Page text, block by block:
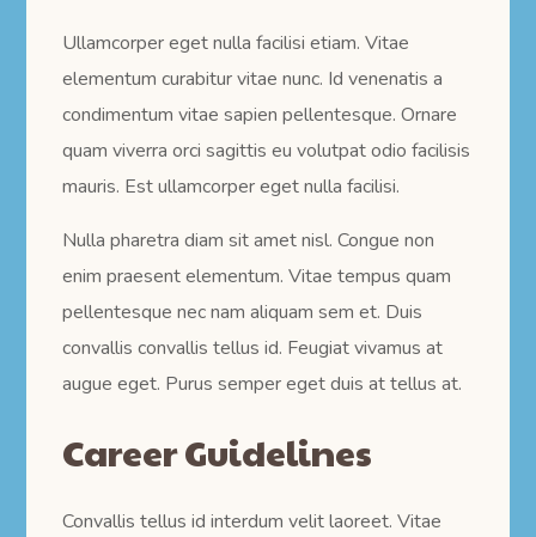
Ullamcorper eget nulla facilisi etiam. Vitae
elementum curabitur vitae nunc. Id venenatis a
condimentum vitae sapien pellentesque. Ornare
quam viverra orci sagittis eu volutpat odio facilisis
mauris. Est ullamcorper eget nulla facilisi.
Nulla pharetra diam sit amet nisl. Congue non
enim praesent elementum. Vitae tempus quam
pellentesque nec nam aliquam sem et. Duis
convallis convallis tellus id. Feugiat vivamus at
augue eget. Purus semper eget duis at tellus at.
Career Guidelines
Convallis tellus id interdum velit laoreet. Vitae